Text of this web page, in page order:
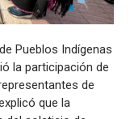
Pueblos Indígenas
la participación de
de
que la